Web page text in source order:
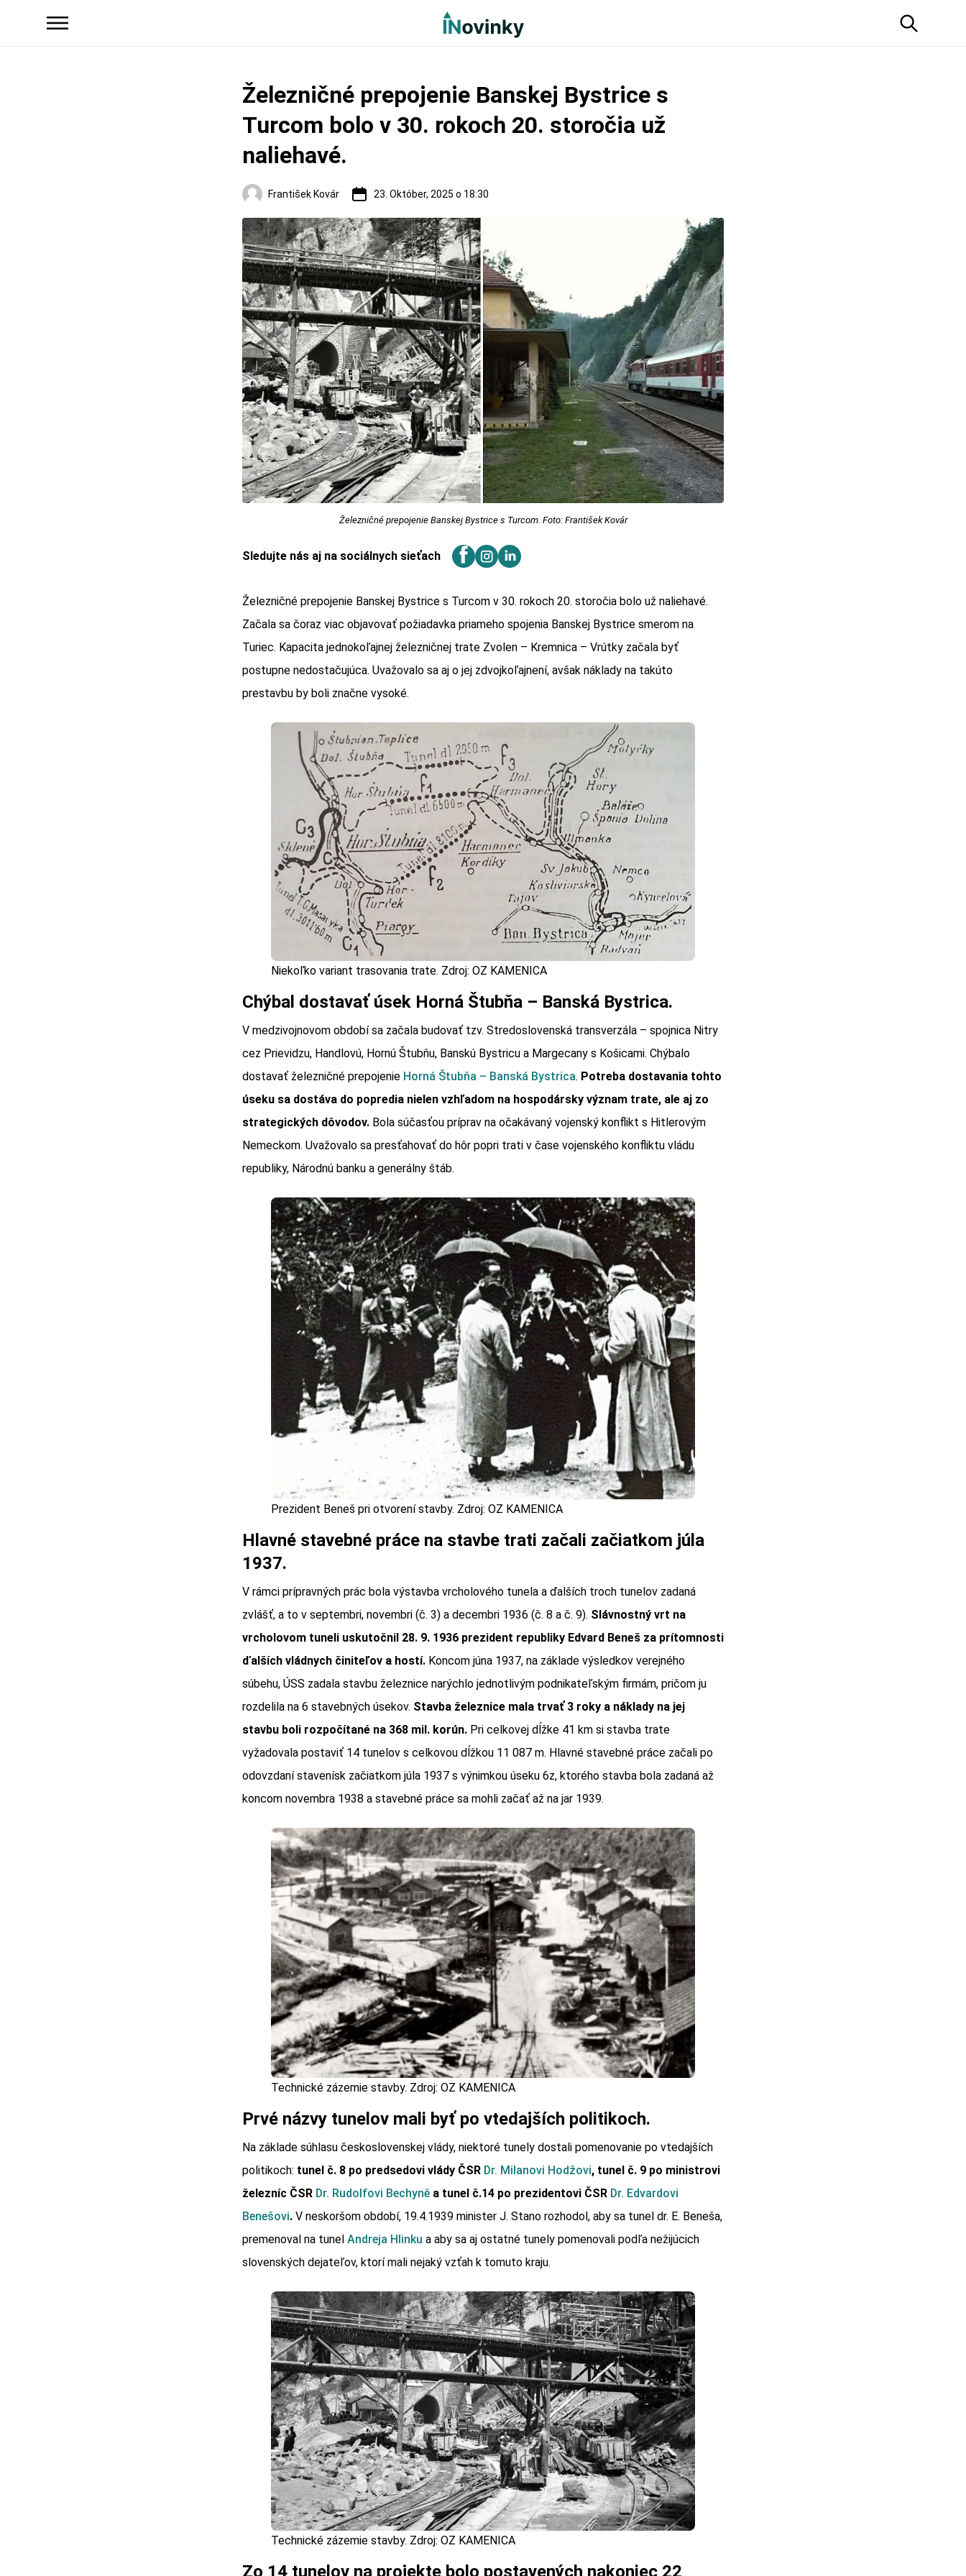
Železničné prepojenie Banskej Bystrice s
Turcom bolo v 30. rokoch 20. storočia už
naliehavé.
František Kovár 23. Október, 2025 o 18:30
Regióny
Železničné prepojenie Banskej Bystrice s Turcom. Foto: František Kovár
Sledujte nás aj na sociálnych sieťach
Železničné prepojenie Banskej Bystrice s Turcom v 30. rokoch 20. storočia bolo už naliehavé.
Začala sa čoraz viac objavovať požiadavka priameho spojenia Banskej Bystrice smerom na
Turiec. Kapacita jednokoľajnej železničnej trate Zvolen – Kremnica – Vrútky začala byť
postupne nedostačujúca. Uvažovalo sa aj o jej zdvojkoľajnení, avšak náklady na takúto
prestavbu by boli značne vysoké.
Niekoľko variant trasovania trate. Zdroj: OZ KAMENICA
Chýbal dostavať úsek Horná Štubňa – Banská Bystrica.
V medzivojnovom období sa začala budovať tzv. Stredoslovenská transverzála – spojnica Nitry
cez Prievidzu, Handlovú, Hornú Štubňu, Banskú Bystricu a Margecany s Košicami. Chýbalo
dostavať železničné prepojenie Horná Štubňa – Banská Bystrica. Potreba dostavania tohto
úseku sa dostáva do popredia nielen vzhľadom na hospodársky význam trate, ale aj zo
strategických dôvodov. Bola súčasťou príprav na očakávaný vojenský konflikt s Hitlerovým
Nemeckom. Uvažovalo sa presťahovať do hôr popri trati v čase vojenského konfliktu vládu
republiky, Národnú banku a generálny štáb.
Prezident Beneš pri otvorení stavby. Zdroj: OZ KAMENICA
Hlavné stavebné práce na stavbe trati začali začiatkom júla
1937.
V rámci prípravných prác bola výstavba vrcholového tunela a ďalších troch tunelov zadaná
zvlášť, a to v septembri, novembri (č. 3) a decembri 1936 (č. 8 a č. 9). Slávnostný vrt na
vrcholovom tuneli uskutočnil 28. 9. 1936 prezident republiky Edvard Beneš za prítomnosti
ďalších vládnych činiteľov a hostí. Koncom júna 1937, na základe výsledkov verejného
súbehu, ÚSS zadala stavbu železnice narýchlo jednotlivým podnikateľským firmám, pričom ju
rozdelila na 6 stavebných úsekov. Stavba železnice mala trvať 3 roky a náklady na jej
stavbu boli rozpočítané na 368 mil. korún. Pri celkovej dĺžke 41 km si stavba trate
vyžadovala postaviť 14 tunelov s celkovou dĺžkou 11 087 m. Hlavné stavebné práce začali po
odovzdaní stavenísk začiatkom júla 1937 s výnimkou úseku 6z, ktorého stavba bola zadaná až
koncom novembra 1938 a stavebné práce sa mohli začať až na jar 1939.
Technické zázemie stavby. Zdroj: OZ KAMENICA
Prvé názvy tunelov mali byť po vtedajších politikoch.
Na základe súhlasu československej vlády, niektoré tunely dostali pomenovanie po vtedajších
politikoch: tunel č. 8 po predsedovi vlády ČSR Dr. Milanovi Hodžovi, tunel č. 9 po ministrovi
železníc ČSR Dr. Rudolfovi Bechyně a tunel č.14 po prezidentovi ČSR Dr. Edvardovi
Benešovi. V neskoršom období, 19.4.1939 minister J. Stano rozhodol, aby sa tunel dr. E. Beneša,
premenoval na tunel Andreja Hlinku a aby sa aj ostatné tunely pomenovali podľa nežijúcich
slovenských dejateľov, ktorí mali nejaký vzťah k tomuto kraju.
Technické zázemie stavby. Zdroj: OZ KAMENICA
Zo 14 tunelov na projekte bolo postavených nakoniec 22